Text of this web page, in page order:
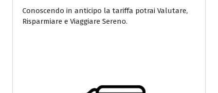
Conoscendo in anticipo la tariffa potrai Valutare,
Risparmiare e Viaggiare Sereno.